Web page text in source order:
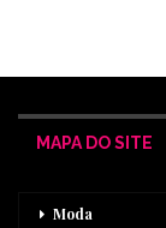
MAPA DO SITE
Moda